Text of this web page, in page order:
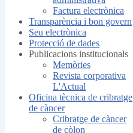
Factura electrònica
Transparència i bon govern
Seu electrònica
Protecció de dades
Publicacions institucionals
Memòries
Revista corporativa
L'Actual
Oficina tècnica de cribratge
de càncer
Cribratge de càncer
de còlon